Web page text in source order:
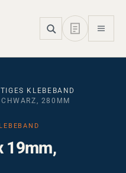
KLEBEBAND
280ΜM
19mm,